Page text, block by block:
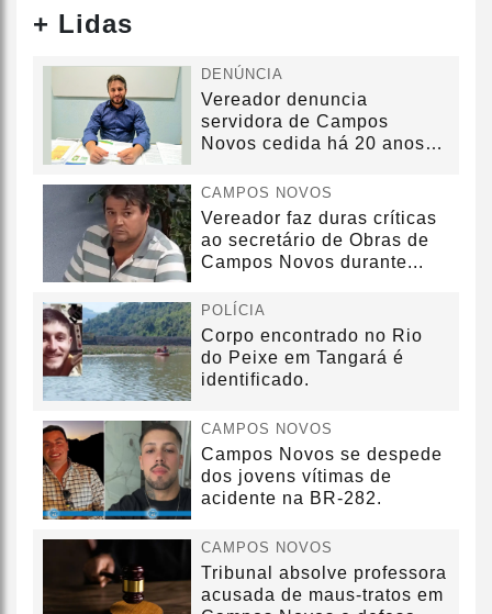
+ Lidas
DENÚNCIA
Vereador denuncia
servidora de Campos
Novos cedida há 20 anos
CAMPOS NOVOS
Vereador faz duras críticas
ao secretário de Obras de
Campos Novos durante...
POLÍCIA
Corpo encontrado no Rio
do Peixe em Tangará é
identificado.
CAMPOS NOVOS
Campos Novos se despede
dos jovens vítimas de
acidente na BR-282.
CAMPOS NOVOS
Tribunal absolve professora
acusada de maus-tratos em